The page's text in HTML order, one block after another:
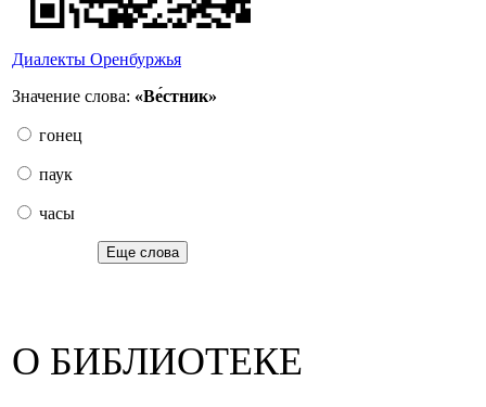
Диалекты Оренбуржья
Значение слова: «Ве́стник»
гонец
паук
часы
Еще слова
О БИБЛИОТЕКЕ